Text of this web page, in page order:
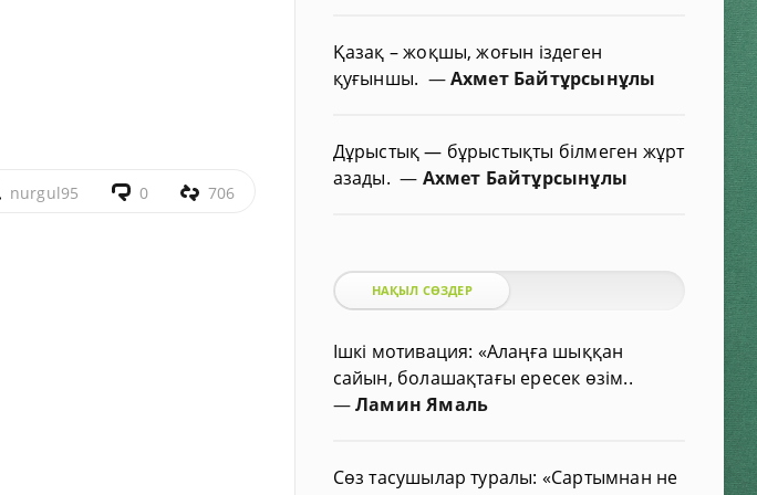
nurgul95 0 706
Қазақ – жоқшы, жоғын іздеген
қуғыншы. —Ахмет Байтұрсынұлы
Дұрыстық — бұрыстықты білмеген жұрт
азады.— Ахмет Байтұрсынұлы
НАҚЫЛ СӨЗДЕР
Ішкі мотивация: «Алаңға шыққан
сайын, болашақтағы ересек өзім..
—Ламин Ямаль
Сөз тасушылар туралы: «Сартымнан не